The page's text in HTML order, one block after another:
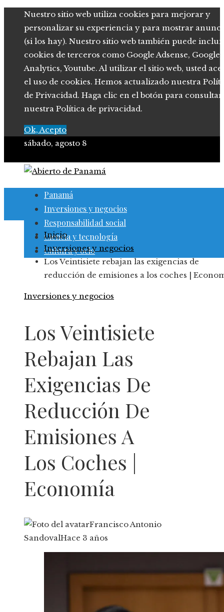
Nuestro sitio web utiliza cookies para mejorar y
personalizar su experiencia y para mostrar
(si los hay). Nuestro sitio web también puede
cookies de terceros como Google Adsense, Google
Analytics, Youtube. Al utilizar el sitio web, usted
el uso de cookies. Hemos actualizado nuestra
de Privacidad. Haga clic en el botón para consultar
nuestra Política de privacidad.
Ok, Acepto
sábado, agosto 8
Panamá
Inversiones y negocios
Responsabilidad social
Ciencia y tecnología
Cultura y ocio
Inicio
Inversiones y negocios
Los Veintisiete rebajan las exigencias de
reducción de emisiones a los coches |
Inversiones y negocios
Los Veintisiete
Rebajan Las
Exigencias De
Reducción De
Emisiones A
Los Coches |
Economía
Francisco Antonio
SandovalHace 3 años